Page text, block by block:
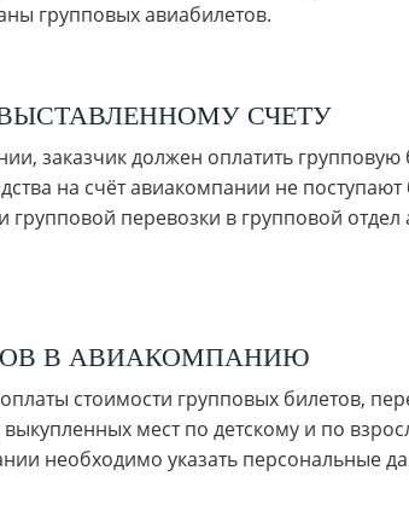
групповых авиабилетов.
СЧЕТУ
заказчик должен оплатить
на счёт авиакомпании не
групповой перевозки в групповой
В АВИАКОМПАНИЮ
стоимости групповых билетов,
мест по детскому и по
необходимо указать персональные